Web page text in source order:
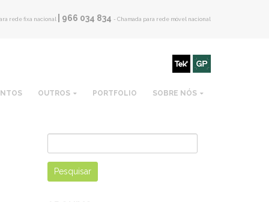
rede fixa nacional | 966 034 834 - Chamada para rede móvel nacional
OUTROS PORTFOLIO SOBRE NÓS
por: